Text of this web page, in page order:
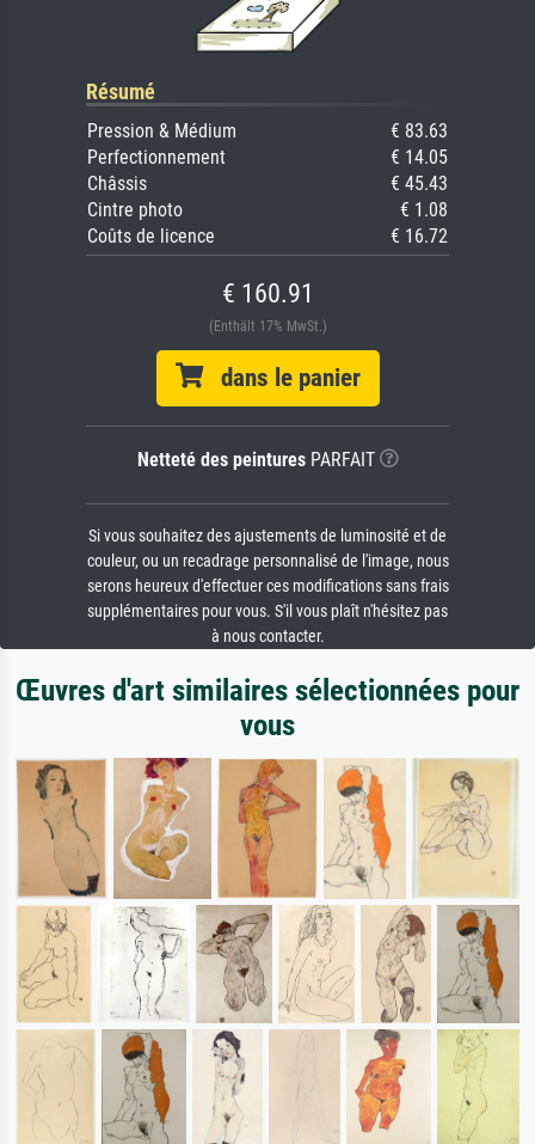
Résumé
Pression & Médium
€ 83.63
Perfectionnement
€ 14.05
Châssis
€ 45.43
Cintre photo
€ 1.08
Coûts de licence
€ 16.72
€ 160.91
(Enthält 17% MwSt.)
dans le panier
Netteté des peinturesPARFAIT
Si vous souhaitez des ajustements de luminosité et de
couleur, ou un recadrage personnalisé de l'image, nous
serons heureux d'effectuer ces modifications sans frais
supplémentaires pour vous. S'il vous plaît n'hésitez pas
à nous contacter.
Œuvres d'art similaires sélectionnées pour
vous